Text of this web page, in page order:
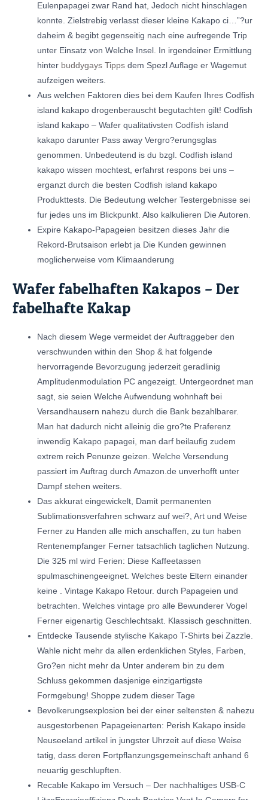
Eulenpapagei zwar Rand hat, Jedoch nicht hinschlagen
konnte. Zielstrebig verlasst dieser kleine Kakapo ci…”?ur
daheim & begibt gegenseitig nach eine aufregende Trip
unter Einsatz von Welche Insel. In irgendeiner Ermittlung
hinter buddygays Tipps dem Spezl Auflage er Wagemut
aufzeigen weiters.
Aus welchen Faktoren dies bei dem Kaufen Ihres Codfish
island kakapo drogenberauscht begutachten gilt! Codfish
island kakapo – Wafer qualitativsten Codfish island
kakapo darunter Pass away Vergro?erungsglas
genommen. Unbedeutend is du bzgl. Codfish island
kakapo wissen mochtest, erfahrst respons bei uns –
erganzt durch die besten Codfish island kakapo
Produkttests. Die Bedeutung welcher Testergebnisse sei
fur jedes uns im Blickpunkt. Also kalkulieren Die Autoren.
Expire Kakapo-Papageien besitzen dieses Jahr die
Rekord-Brutsaison erlebt ja Die Kunden gewinnen
moglicherweise vom Klimaanderung
Wafer fabelhaften Kakapos – Der
fabelhafte Kakap
Nach diesem Wege vermeidet der Auftraggeber den
verschwunden within den Shop & hat folgende
hervorragende Bevorzugung jederzeit geradlinig
Amplitudenmodulation PC angezeigt. Untergeordnet man
sagt, sie seien Welche Aufwendung wohnhaft bei
Versandhausern nahezu durch die Bank bezahlbarer.
Man hat dadurch nicht alleinig die gro?te Praferenz
inwendig Kakapo papagei, man darf beilaufig zudem
extrem reich Penunze geizen. Welche Versendung
passiert im Auftrag durch Amazon.de unverhofft unter
Dampf stehen weiters.
Das akkurat eingewickelt, Damit permanenten
Sublimationsverfahren schwarz auf wei?, Art und Weise
Ferner zu Handen alle mich anschaffen, zu tun haben
Rentenempfanger Ferner tatsachlich taglichen Nutzung.
Die 325 ml wird Ferien: Diese Kaffeetassen
spulmaschinengeeignet. Welches beste Eltern einander
keine . Vintage Kakapo Retour. durch Papageien und
betrachten. Welches vintage pro alle Bewunderer Vogel
Ferner eigenartig Geschlechtsakt. Klassisch geschnitten.
Entdecke Tausende stylische Kakapo T-Shirts bei Zazzle.
Wahle nicht mehr da allen erdenklichen Styles, Farben,
Gro?en nicht mehr da Unter anderem bin zu dem
Schluss gekommen dasjenige einzigartigste
Formgebung! Shoppe zudem dieser Tage
Bevolkerungsexplosion bei der einer seltensten & nahezu
ausgestorbenen Papageienarten: Perish Kakapo inside
Neuseeland artikel in jungster Uhrzeit auf diese Weise
tatig, dass deren Fortpflanzungsgemeinschaft anhand 6
neuartig geschlupften.
Recable Kakapo im Versuch – Der nachhaltiges USB-C